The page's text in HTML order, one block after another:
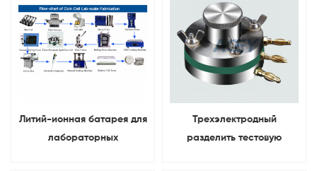
Литий-ионная батарея для
лабораторных
Трехэлектродный
разделить тестовую